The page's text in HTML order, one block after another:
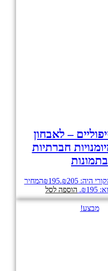
– לאבחון
חברתיות
בתמונות
היה: ₪205. ₪195
המחיר
הוספה לסל
מבצע!